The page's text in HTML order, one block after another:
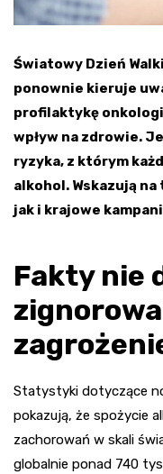
Światowy Dzień
ponownie kieruje
profilaktykę
wpływ na zdrowie.
ryzyka, z którym
alkohol. Wskazują
jak i krajowe
Fakty nie
Statystyki dotyczące
pokazują, że spożycie
zachorowań w skali
globalnie ponad 740